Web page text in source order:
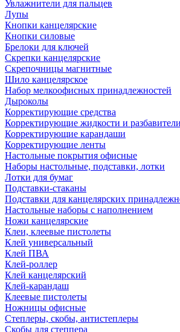
Увлажнители для пальцев
Лупы
Кнопки канцелярские
Кнопки силовые
Брелоки для ключей
Скрепки канцелярские
Скрепочницы магнитные
Шило канцелярское
Набор мелкоофисных принадлежностей
Дыроколы
Корректирующие средства
Корректирующие жидкости и разбавители
Корректирующие карандаши
Корректирующие ленты
Настольные покрытия офисные
Наборы настольные, подставки, лотки
Лотки для бумаг
Подставки-стаканы
Подставки для канцелярских
Настольные наборы с наполнением
Ножи канцелярские
Клеи, клеевые пистолеты
Клей универсальный
Клей ПВА
Клей-роллер
Клей канцелярский
Клей-карандаш
Клеевые пистолеты
Ножницы офисные
Степлеры, скобы, антистеплеры
Скобы для степпера